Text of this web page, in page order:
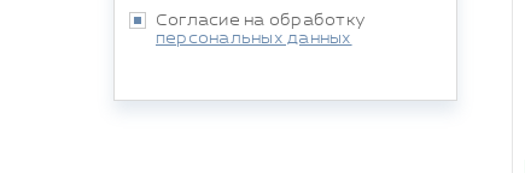
Согласие на обработку
персональных данных